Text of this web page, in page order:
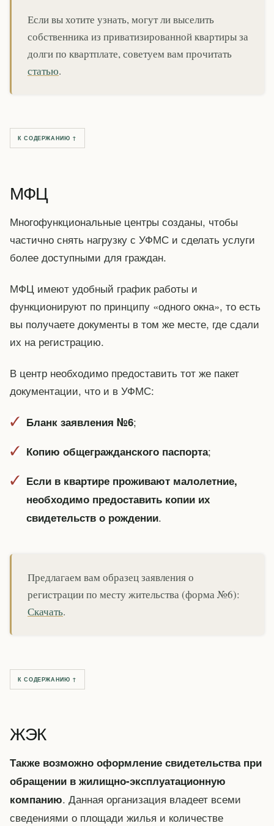
Если вы хотите узнать, могут ли выселить
собственника из приватизированной квартиры за
долги по квартплате, советуем вам прочитать
статью.
К СОДЕРЖАНИЮ ↑
МФЦ
Многофункциональные центры созданы, чтобы
частично снять нагрузку с УФМС и сделать услуги
более доступными для граждан.
МФЦ имеют удобный график работы и
функционируют по принципу «одного окна», то есть
вы получаете документы в том же месте, где сдали
их на регистрацию.
В центр необходимо предоставить тот же пакет
документации, что и в УФМС:
Бланк заявления №6;
Копию общегражданского паспорта;
Если в квартире проживают малолетние,
необходимо предоставить копии их
свидетельств о рождении.
Предлагаем вам образец заявления о
регистрации по месту жительства (форма №6):
Скачать.
К СОДЕРЖАНИЮ ↑
ЖЭК
Также возможно оформление свидетельства при
обращении в жилищно-эксплуатационную
компанию. Данная организация владеет всеми
сведениями о площади жилья и количестве